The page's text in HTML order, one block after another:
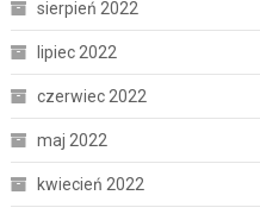
sierpień 2022
lipiec 2022
czerwiec 2022
maj 2022
kwiecień 2022